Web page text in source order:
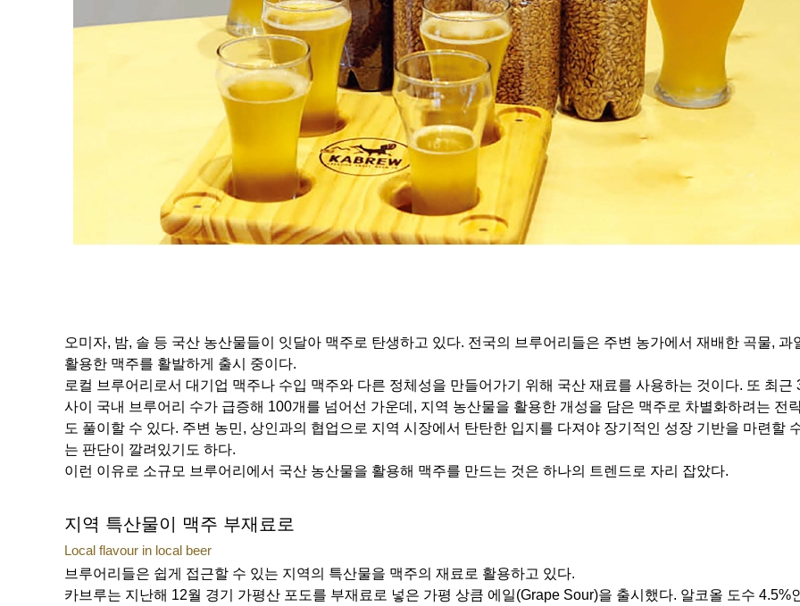
오미자, 밤, 솔 등 국산 농산물들이 잇달아 맥주로 탄생하고 있다. 전국의 브루어리들은 주변 농가에서 재배한 곡물, 과
활용한 맥주를 활발하게 출시 중이다.
로컬 브루어리로서 대기업 맥주나 수입 맥주와 다른 정체성을 만들어가기 위해 국산 재료를 사용하는 것이다. 또 최근
사이 국내 브루어리 수가 급증해 100개를 넘어선 가운데, 지역 농산물을 활용한 개성을 담은 맥주로 차별화하려는 전
도 풀이할 수 있다. 주변 농민, 상인과의 협업으로 지역 시장에서 탄탄한 입지를 다져야 장기적인 성장 기반을 마련할
는 판단이 깔려있기도 하다.
이런 이유로 소규모 브루어리에서 국산 농산물을 활용해 맥주를 만드는 것은 하나의 트렌드로 자리 잡았다.
지역 특산물이 맥주 부재료로
Local flavour in local beer
브루어리들은 쉽게 접근할 수 있는 지역의 특산물을 맥주의 재료로 활용하고 있다.
카브루는 지난해 12월 경기 가평산 포도를 부재료로 넣은 가평 상큼 에일(Grape Sour)을 출시했다. 알코올 도수 4.5%